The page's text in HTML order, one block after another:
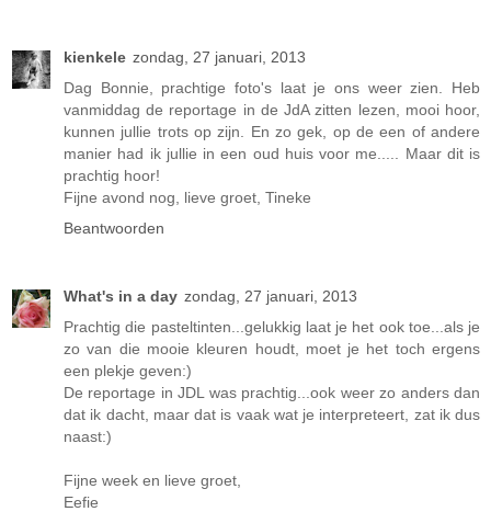
kienkele zondag, 27 januari, 2013
Dag Bonnie, prachtige foto's laat je ons weer zien. Heb
vanmiddag de reportage in de JdA zitten lezen, mooi hoor,
kunnen jullie trots op zijn. En zo gek, op de een of andere
manier had ik jullie in een oud huis voor me..... Maar dit is
prachtig hoor!
Fijne avond nog, lieve groet, Tineke
Beantwoorden
What's in a day zondag, 27 januari, 2013
Prachtig die pasteltinten...gelukkig laat je het ook toe...als je
zo van die mooie kleuren houdt, moet je het toch ergens
een plekje geven:)
De reportage in JDL was prachtig...ook weer zo anders dan
dat ik dacht, maar dat is vaak wat je interpreteert, zat ik dus
naast:)
Fijne week en lieve groet,
Eefie